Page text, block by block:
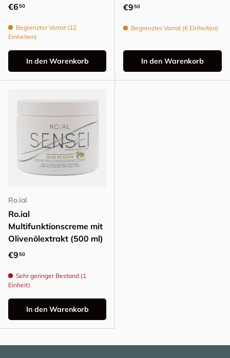
Normaler Preis
€650
Begrenzter Vorrat (12
Einheiten)
In den Warenkorb
Normaler Preis
€950
Begrenzter Vorrat (6 Einheiten)
In den Warenkorb
Ro.Ial
Ro.ial
Multifunktionscreme mit
Olivenölextrakt (500 ml)
Normaler Preis
€950
Sehr geringer Bestand (1
Einheit)
In den Warenkorb